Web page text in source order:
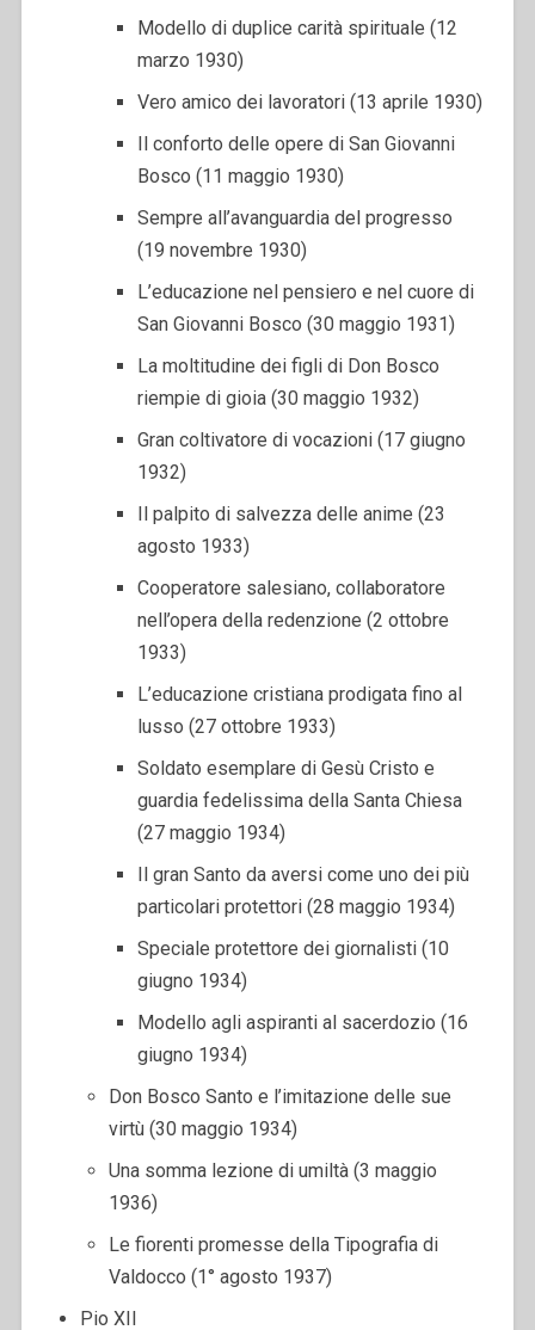
Modello di duplice carità spirituale (12
marzo 1930)
Vero amico dei lavoratori (13 aprile 1930)
Il conforto delle opere di San Giovanni
Bosco (11 maggio 1930)
Sempre all’avanguardia del progresso
(19 novembre 1930)
L’educazione nel pensiero e nel cuore di
San Giovanni Bosco (30 maggio 1931)
La moltitudine dei figli di Don Bosco
riempie di gioia (30 maggio 1932)
Gran coltivatore di vocazioni (17 giugno
1932)
Il palpito di salvezza delle anime (23
agosto 1933)
Cooperatore salesiano, collaboratore
nell’opera della redenzione (2 ottobre
1933)
L’educazione cristiana prodigata fino al
lusso (27 ottobre 1933)
Soldato esemplare di Gesù Cristo e
guardia fedelissima della Santa Chiesa
(27 maggio 1934)
Il gran Santo da aversi come uno dei più
particolari protettori (28 maggio 1934)
Speciale protettore dei giornalisti (10
giugno 1934)
Modello agli aspiranti al sacerdozio (16
giugno 1934)
Don Bosco Santo e l’imitazione delle sue
virtù (30 maggio 1934)
Una somma lezione di umiltà (3 maggio
1936)
Le fiorenti promesse della Tipografia di
Valdocco (1° agosto 1937)
Pio XII